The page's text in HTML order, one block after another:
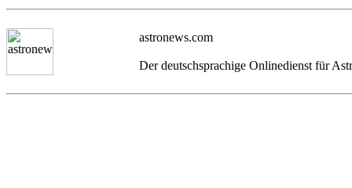
astronews.com
Der deutschsprachige Onlinedienst für